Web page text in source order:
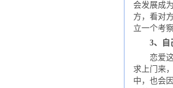
会发展成
方，看对
立一个考
3、自
恋爱这
求上门来
中，也会